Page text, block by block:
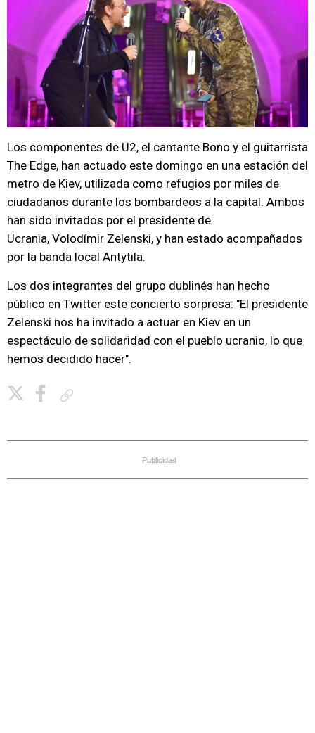
Los componentes de U2, el cantante Bono y el guitarrista
The Edge, han actuado este domingo en una estación del
metro de Kiev, utilizada como refugios por miles de
ciudadanos durante los bombardeos a la capital. Ambos
han sido invitados por el presidente de
Ucrania, Volodímir Zelenski, y han estado acompañados
por la banda local Antytila.
Los dos integrantes del grupo dublinés han hecho
público en Twitter este concierto sorpresa: "El presidente
Zelenski nos ha invitado a actuar en Kiev en un
espectáculo de solidaridad con el pueblo ucranio, lo que
hemos decidido hacer".
Publicidad